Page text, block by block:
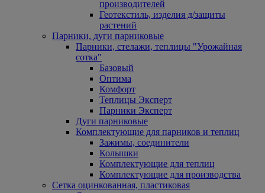
производителей
Геотекстиль, изделия д/защиты
растений
Парники, дуги парниковые
Парники, стелажи, теплицы "Урожайная
сотка"
Базовый
Оптима
Комфорт
Теплицы Эксперт
Парники Эксперт
Дуги парниковые
Комплектующие для парников и теплиц
Зажимы, соединители
Колышки
Комплектующие для теплиц
Комплектующие для производства
Сетка оцинкованная, пластиковая